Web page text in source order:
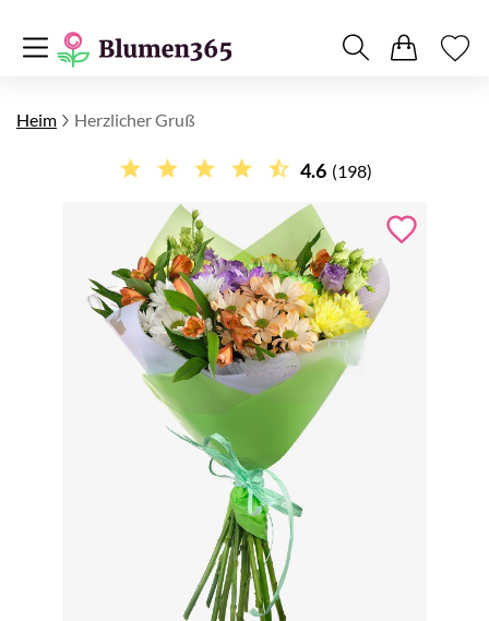
Heim Herzlicher Gruß
4.6 (198)